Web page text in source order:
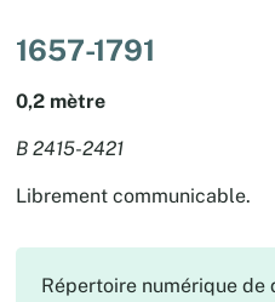
1657-1791
0,2 mètre
B 2415-2421
Librement communicable.
Répertoire numérique